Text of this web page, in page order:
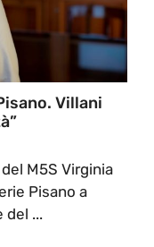
Villani
M5S Virginia
Pisano a
del ...